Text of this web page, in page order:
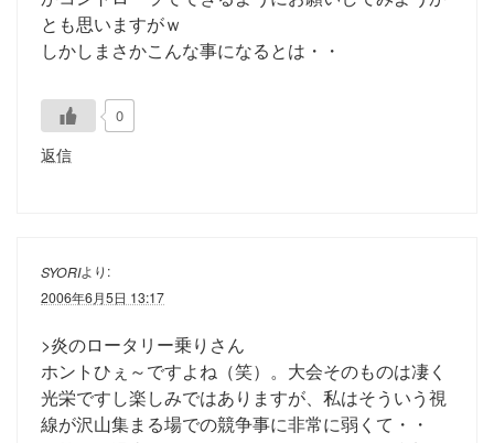
とも思いますがｗ
しかしまさかこんな事になるとは・・
0
返信
SYORIより:
2006年6月5日 13:17
>炎のロータリー乗りさん
ホントひぇ～ですよね（笑）。大会そのものは凄く
光栄ですし楽しみではありますが、私はそういう視
線が沢山集まる場での競争事に非常に弱くて・・